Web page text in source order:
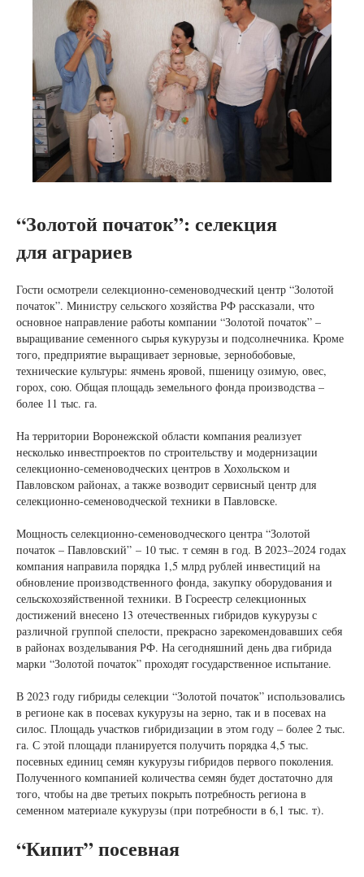
“Золотой початок”: селекция
для аграриев
Гости осмотрели селекционно-семеноводческий центр “Золотой
початок”. Министру сельского хозяйства РФ рассказали, что
основное направление работы компании “Золотой початок” –
выращивание семенного сырья кукурузы и подсолнечника. Кроме
того, предприятие выращивает зерновые, зернобобовые,
технические культуры: ячмень яровой, пшеницу озимую, овес,
горох, сою. Общая площадь земельного фонда производства –
более 11 тыс. га.
На территории Воронежской области компания реализует
несколько инвестпроектов по строительству и модернизации
селекционно-семеноводческих центров в Хохольском и
Павловском районах, а также возводит сервисный центр для
селекционно-семеноводческой техники в Павловске.
Мощность селекционно-семеноводческого центра “Золотой
початок – Павловский” – 10 тыс. т семян в год. В 2023–2024 годах
компания направила порядка 1,5 млрд рублей инвестиций на
обновление производственного фонда, закупку оборудования и
сельскохозяйственной техники. В Госреестр селекционных
достижений внесено 13 отечественных гибридов кукурузы с
различной группой спелости, прекрасно зарекомендовавших себя
в районах возделывания РФ. На сегодняшний день два гибрида
марки “Золотой початок” проходят государственное испытание.
В 2023 году гибриды селекции “Золотой початок” использовались
в регионе как в посевах кукурузы на зерно, так и в посевах на
силос. Площадь участков гибридизации в этом году – более 2 тыс.
га. С этой площади планируется получить порядка 4,5 тыс.
посевных единиц семян кукурузы гибридов первого поколения.
Полученного компанией количества семян будет достаточно для
того, чтобы на две третьих покрыть потребность региона в
семенном материале кукурузы (при потребности в 6,1 тыс. т).
“Кипит” посевная